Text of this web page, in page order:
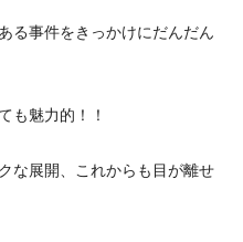
る事件をきっかけにだんだん
も魅力的！！
な展開、これからも目が離せ